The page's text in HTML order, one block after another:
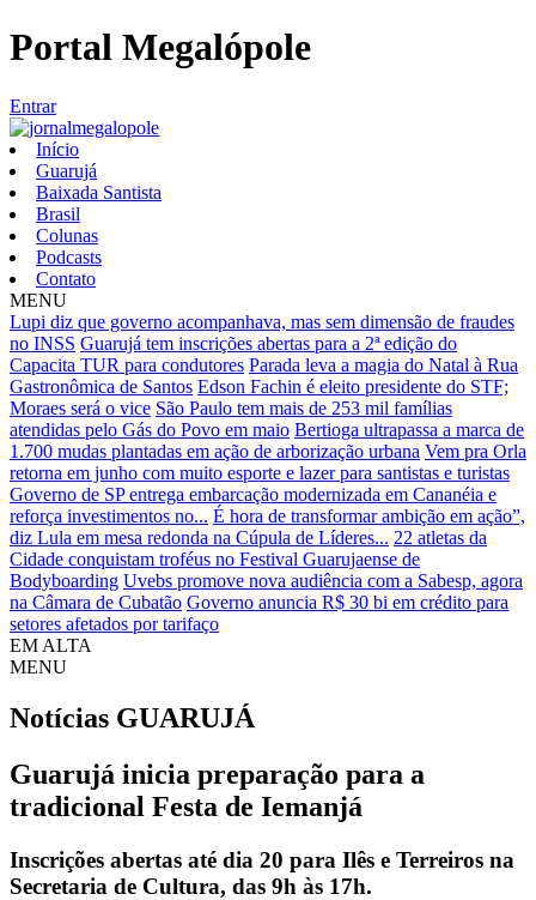
Portal Megalópole
Entrar
Início
Guarujá
Baixada Santista
Brasil
Colunas
Podcasts
Contato
MENU
Lupi diz que governo acompanhava, mas sem dimensão de fraudes
no INSS Guarujá tem inscrições abertas para a 2ª edição do
Capacita TUR para condutores Parada leva a magia do Natal à Rua
Gastronômica de Santos Edson Fachin é eleito presidente do STF;
Moraes será o vice São Paulo tem mais de 253 mil famílias
atendidas pelo Gás do Povo em maio Bertioga ultrapassa a marca de
1.700 mudas plantadas em ação de arborização urbana Vem pra Orla
retorna em junho com muito esporte e lazer para santistas e turistas
Governo de SP entrega embarcação modernizada em Cananéia e
reforça investimentos no... É hora de transformar ambição em ação”,
diz Lula em mesa redonda na Cúpula de Líderes... 22 atletas da
Cidade conquistam troféus no Festival Guarujaense de
Bodyboarding Uvebs promove nova audiência com a Sabesp, agora
na Câmara de Cubatão Governo anuncia R$ 30 bi em crédito para
setores afetados por tarifaço
EM ALTA
MENU
Notícias GUARUJÁ
Guarujá inicia preparação para a
tradicional Festa de Iemanjá
Inscrições abertas até dia 20 para Ilês e Terreiros na
Secretaria de Cultura, das 9h às 17h.